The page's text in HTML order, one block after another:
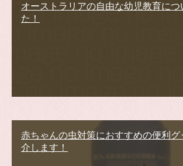
オーストラリアの自由な幼児教育につ
た！
赤ちゃんの虫対策におすすめの便利グ
介します！